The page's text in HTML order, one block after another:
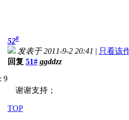
52#
发表于 2011-9-2 20:41 | 只看该
回复 51# ggddzz
谢谢支持；
TOP